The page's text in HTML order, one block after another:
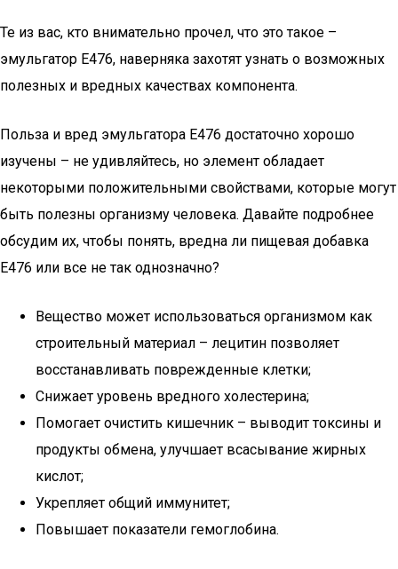
Те из вас, кто внимательно прочел, что это такое –
эмульгатор Е476, наверняка захотят узнать о возможных
полезных и вредных качествах компонента.
Польза и вред эмульгатора Е476 достаточно хорошо
изучены – не удивляйтесь, но элемент обладает
некоторыми положительными свойствами, которые могут
быть полезны организму человека. Давайте подробнее
обсудим их, чтобы понять, вредна ли пищевая добавка
Е476 или все не так однозначно?
Вещество может использоваться организмом как
строительный материал – лецитин позволяет
восстанавливать поврежденные клетки;
Снижает уровень вредного холестерина;
Помогает очистить кишечник – выводит токсины и
продукты обмена, улучшает всасывание жирных
кислот;
Укрепляет общий иммунитет;
Повышает показатели гемоглобина.